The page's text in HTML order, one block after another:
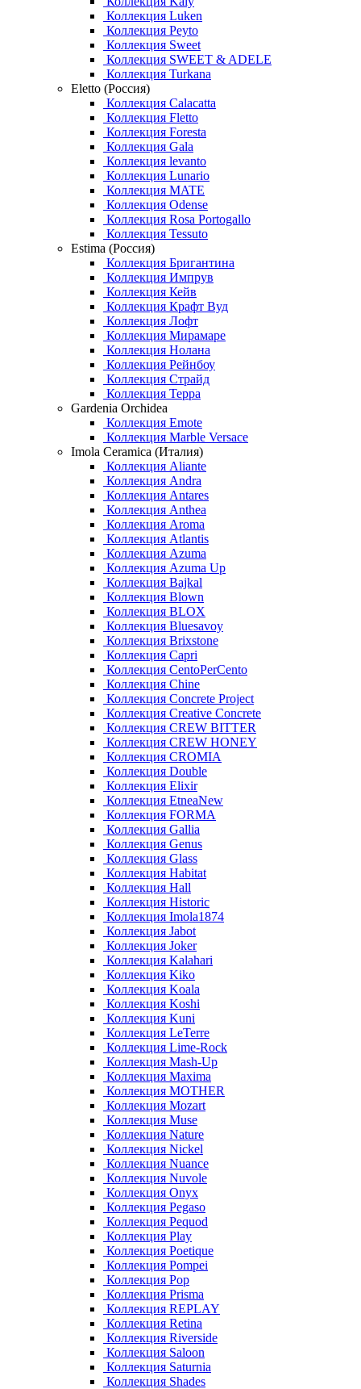
Коллекция Luken
Коллекция Peyto
Коллекция Sweet
Коллекция SWEET & ADELE
Коллекция Turkana
Eletto (Россия)
Коллекция Calacatta
Коллекция Fletto
Коллекция Foresta
Коллекция Gala
Коллекция levanto
Коллекция Lunario
Коллекция MATE
Коллекция Odense
Коллекция Rosa Portogallo
Коллекция Tessuto
Estima (Россия)
Коллекция Бригантина
Коллекция Импрув
Коллекция Кейв
Коллекция Крафт Вуд
Коллекция Лофт
Коллекция Мирамаре
Коллекция Нолана
Коллекция Рейнбоу
Коллекция Страйд
Коллекция Терра
Gardenia Orchidea
Коллекция Emote
Коллекция Marble Versace
Imola Ceramica (Италия)
Коллекция Aliante
Коллекция Andra
Коллекция Antares
Коллекция Anthea
Коллекция Aroma
Коллекция Atlantis
Коллекция Azuma
Коллекция Azuma Up
Коллекция Bajkal
Коллекция Blown
Коллекция BLOX
Коллекция Bluesavoy
Коллекция Brixstone
Коллекция Capri
Коллекция CentoPerCento
Коллекция Chine
Коллекция Concrete Project
Коллекция Creative Concrete
Коллекция CREW BITTER
Коллекция CREW HONEY
Коллекция CROMIA
Коллекция Double
Коллекция Elixir
Коллекция EtneaNew
Коллекция FORMA
Коллекция Gallia
Коллекция Genus
Коллекция Glass
Коллекция Habitat
Коллекция Hall
Коллекция Historic
Коллекция Imola1874
Коллекция Jabot
Коллекция Joker
Коллекция Kalahari
Коллекция Kiko
Коллекция Koala
Коллекция Koshi
Коллекция Kuni
Коллекция LeTerre
Коллекция Lime-Rock
Коллекция Mash-Up
Коллекция Maxima
Коллекция MOTHER
Коллекция Mozart
Коллекция Muse
Коллекция Nature
Коллекция Nickel
Коллекция Nuance
Коллекция Nuvole
Коллекция Onyx
Коллекция Pegaso
Коллекция Pequod
Коллекция Play
Коллекция Poetique
Коллекция Pompei
Коллекция Pop
Коллекция Prisma
Коллекция REPLAY
Коллекция Retina
Коллекция Riverside
Коллекция Saloon
Коллекция Saturnia
Коллекция Shades